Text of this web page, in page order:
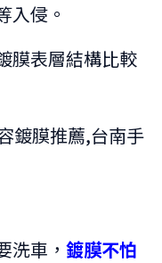
入侵。
膜表層結構比較
車， 鍍膜不怕